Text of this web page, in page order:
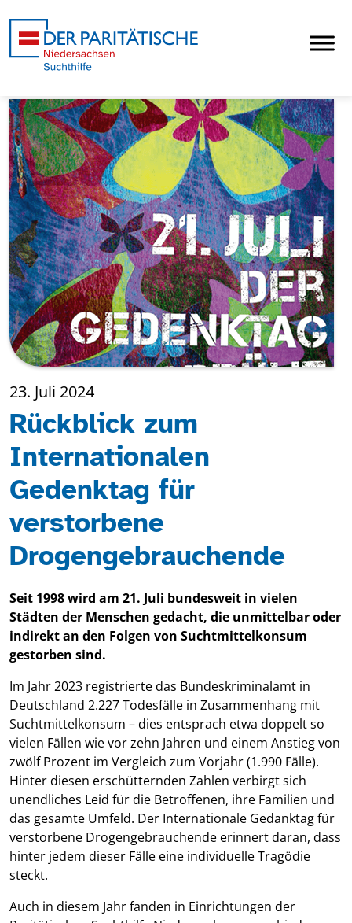
23. Juli 2024
Rückblick zum
Internationalen
Gedenktag für
verstorbene
Drogengebrauchende
Seit 1998 wird am 21. Juli bundesweit in vielen
Städten der Menschen gedacht, die unmittelbar oder
indirekt an den Folgen von Suchtmittelkonsum
gestorben sind.
Im Jahr 2023 registrierte das Bundeskriminalamt in
Deutschland 2.227 Todesfälle in Zusammenhang mit
Suchtmittelkonsum – dies entsprach etwa doppelt so
vielen Fällen wie vor zehn Jahren und einem Anstieg von
zwölf Prozent im Vergleich zum Vorjahr (1.990 Fälle).
Hinter diesen erschütternden Zahlen verbirgt sich
unendliches Leid für die Betroffenen, ihre Familien und
das gesamte Umfeld. Der Internationale Gedanktag für
verstorbene Drogengebrauchende erinnert daran, dass
hinter jedem dieser Fälle eine individuelle Tragödie
steckt.
Auch in diesem Jahr fanden in Einrichtungen der